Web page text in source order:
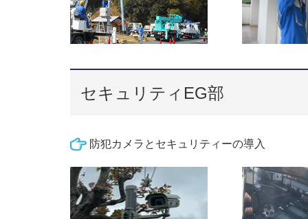
セキュリティEG部
防犯カメラとセキュリティーの導入